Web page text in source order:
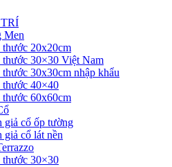
Men
20x20cm
30×30 Việt Nam
30x30cm nhập khẩu
40×40
60x60cm
giả cổ ốp tường
giả cổ lát nền
30×30